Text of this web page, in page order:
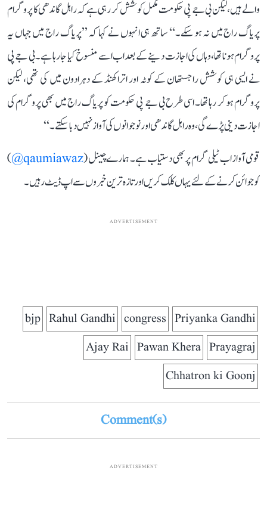
والے ہیں، لیکن بی جے پی حکومت مکمل کوشش کر رہی ہے کہ راہل گاندھی کا پروگرام
پریاگ راج میں نہ ہو سکے۔‘‘ ساتھ ہی انہوں نے کہا کہ ’’پریاگ راج میں جہاں یہ
پروگرام ہونا تھا، وہاں کی اجازت دینے کے بعد اب اسے منسوخ کیا جا رہا ہے۔ بی جے پی
نے ایسی ہی کوشش راجستھان کے کوٹہ اور اتراکھنڈ کے دہرادون میں کی تھی، لیکن
پروگرام ہو کر رہا تھا۔ اسی طرح بی جے پی حکومت کو پریاگ راج میں بھی پروگرام کی
اجازت دینی پڑے گی، وہ راہل گاندھی اور نوجوانوں کی آواز نہیں دبا سکتے۔‘‘
قومی آواز اب ٹیلی گرام پر بھی دستیاب ہے۔ ہمارے چینل (qaumiawaz@
)
کو جوائن کرنے کے لئے یہاں کلک کریں اور تازہ ترین خبروں سے اپ ڈیٹ رہیں۔
ADVERTISEMENT
Priyanka Gandhi
congress
Rahul Gandhi
bjp
Prayagraj
Pawan Khera
Ajay Rai
Chhatron ki Goonj
Comment(s)
ADVERTISEMENT